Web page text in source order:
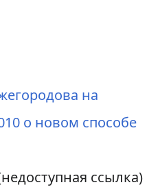
на
о новом способе
ссылка)